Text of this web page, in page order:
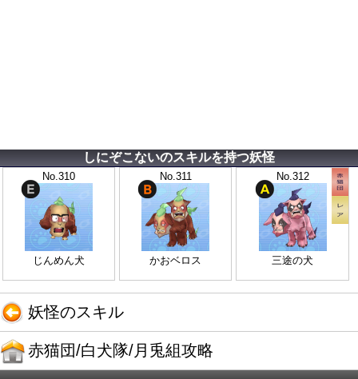
しにぞこないのスキルを持つ妖怪
No.310
じんめん犬
No.311
かおベロス
No.312
三途の犬
妖怪のスキル
赤猫団/白犬隊/月兎組攻略